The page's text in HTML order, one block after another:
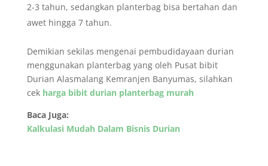
2-3 tahun, sedangkan planterbag bisa bertahan dan
awet hingga 7 tahun.
Demikian sekilas mengenai pembudidayaan durian
menggunakan planterbag yang oleh Pusat bibit
Durian Alasmalang Kemranjen Banyumas, silahkan
cek harga bibit durian planterbag murah
Baca Juga:
Kalkulasi Mudah Dalam Bisnis Durian